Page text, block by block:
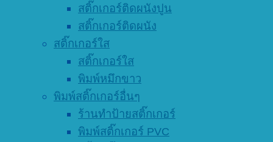
สติ๊กเกอร์ติดผนังปูน
สติ๊กเกอร์ติดผนัง
สติ๊กเกอร์ใส
สติ๊กเกอร์ใส
พิมพ์หมึกขาว
พิมพ์สติ๊กเกอร์อื่นๆ
ร้านทำป้ายสติ๊กเกอร์
พิมพ์สติ๊กเกอร์ PVC